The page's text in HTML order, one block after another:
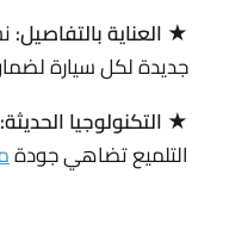
★ العناية بالتفاصيل:
جديدة لكل سيارة
★ التكنولوجيا الحديثة:
التلميع تضاهي جودة